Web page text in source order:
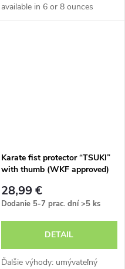
available in 6 or 8 ounces
robust synthetic leather
Karate fist protector “TSUKI”
with thumb (WKF approved)
28,99 €
Dodanie 5-7 prac. dní >5 ks
DETAIL
Ďalšie výhody: umývateľný